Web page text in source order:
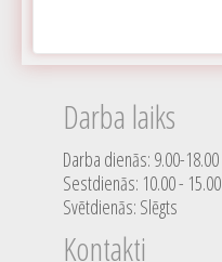
Darba laiks
Darba dienās: 9.00-18.00
Sestdienās: 10.00 - 15.00
Svētdienās: Slēgts
Kontakti